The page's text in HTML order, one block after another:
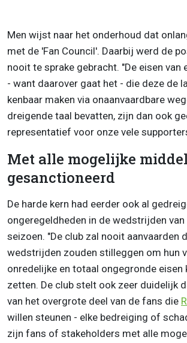
Men wijst naar het onderhoud dat
met de 'Fan Council'. Daarbij werd de
nooit te sprake gebracht. "De eisen van
- want daarover gaat het - die deze de
kenbaar maken via onaanvaardbare
dreigende taal bevatten, zijn dan ook
representatief voor onze vele
Met alle mogelijke
gesanctioneerd
De harde kern had eerder ook al
ongeregeldheden in de wedstrijden van
seizoen. "De club zal nooit aanvaarden
wedstrijden zouden stilleggen om hun
onredelijke en totaal ongegronde eisen
zetten. De club stelt ook zeer duidelijk
van het overgrote deel van de fans die
willen steunen - elke bedreiging of
zijn fans of stakeholders met alle